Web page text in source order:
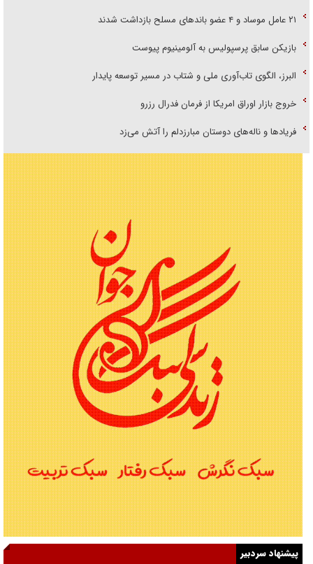
۲۱ عامل موساد و ۴ عضو باند‌های مسلح بازداشت شدند
بازیکن سابق پرسپولیس به آلومینیوم پیوست
البرز، الگوی تاب‌آوری ملی و شتاب در مسیر توسعه پایدار
خروج بازار اوراق امریکا از فرمان فدرال رزرو
فریاد‌ها و ناله‌های دوستان مبارزدلم را آتش می‌زد
پیشنهاد سردبیر